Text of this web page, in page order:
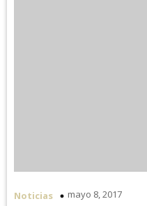
Noticias mayo 8, 2017